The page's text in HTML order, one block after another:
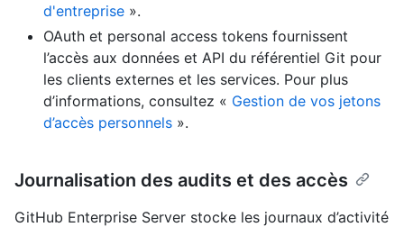
d'entreprise ».
OAuth et personal access tokens fournissent
l’accès aux données et API du référentiel Git pour
les clients externes et les services. Pour plus
d’informations, consultez « Gestion de vos jetons
d’accès personnels ».
Journalisation des audits et des accès
GitHub Enterprise Server stocke les journaux d’activité